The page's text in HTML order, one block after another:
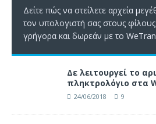
Δείτε πώς να στείλετε αρχεία
τον υπολογιστή σας στους
γρήγορα και δωρεάν με το
Δε λειτουργεί το
πληκτρολόγιο στα
24/06/2018 9